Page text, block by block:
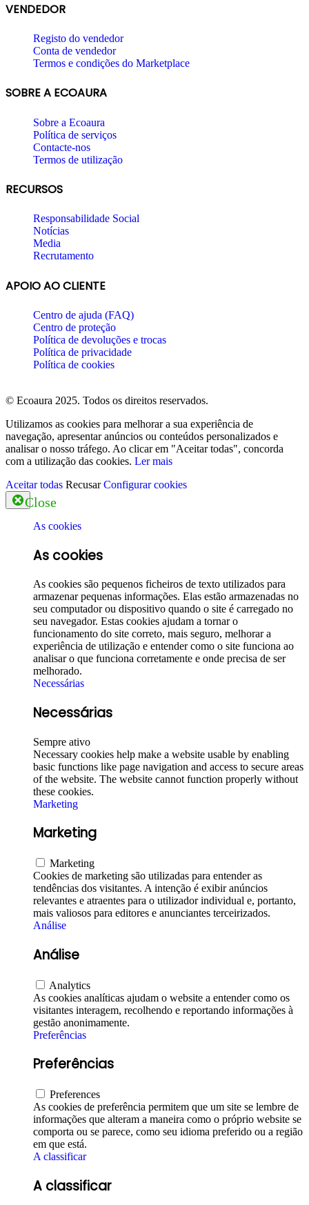
VENDEDOR
Registo do vendedor
Conta de vendedor
Termos e condições do Marketplace
SOBRE A ECOAURA
Sobre a Ecoaura
Política de serviços
Contacte-nos
Termos de utilização
RECURSOS
Responsabilidade Social
Notícias
Media
Recrutamento
APOIO AO CLIENTE
Centro de ajuda (FAQ)
Centro de proteção
Política de devoluções e trocas
Política de privacidade
Política de cookies
© Ecoaura 2025. Todos os direitos reservados.
Utilizamos as cookies para melhorar a sua experiência de
navegação, apresentar anúncios ou conteúdos personalizados e
analisar o nosso tráfego. Ao clicar em "Aceitar todas", concorda
com a utilização das cookies. Ler mais
Aceitar todas Recusar Configurar cookies
Close
As cookies
As cookies
As cookies são pequenos ficheiros de texto utilizados para
armazenar pequenas informações. Elas estão armazenadas no
seu computador ou dispositivo quando o site é carregado no
seu navegador. Estas cookies ajudam a tornar o
funcionamento do site correto, mais seguro, melhorar a
experiência de utilização e entender como o site funciona ao
analisar o que funciona corretamente e onde precisa de ser
melhorado.
Necessárias
Necessárias
Sempre ativo
Necessary cookies help make a website usable by enabling
basic functions like page navigation and access to secure areas
of the website. The website cannot function properly without
these cookies.
Marketing
Marketing
Marketing
Cookies de marketing são utilizadas para entender as
tendências dos visitantes. A intenção é exibir anúncios
relevantes e atraentes para o utilizador individual e, portanto,
mais valiosos para editores e anunciantes terceirizados.
Análise
Análise
Analytics
As cookies analíticas ajudam o website a entender como os
visitantes interagem, recolhendo e reportando informações à
gestão anonimamente.
Preferências
Preferências
Preferences
As cookies de preferência permitem que um site se lembre de
informações que alteram a maneira como o próprio website se
comporta ou se parece, como seu idioma preferido ou a região
em que está.
A classificar
A classificar